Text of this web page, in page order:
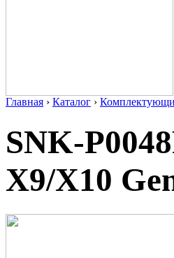
Главная › Каталог ›
SNK-
X9/X10